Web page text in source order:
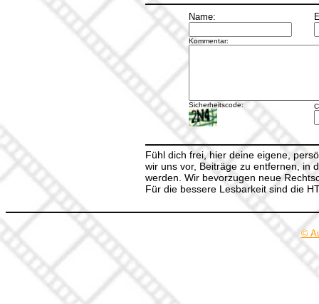
Name:
Kommentar:
Sicherheitscode:
Fühl dich frei, hier deine eigene,
wir uns vor, Beiträge zu entfernen, in
werden. Wir bevorzugen neue
Für die bessere Lesbarkeit sind die
©